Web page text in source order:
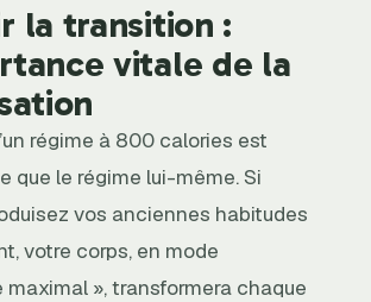
la transition :
vitale de la
régime à 800 calories est
que le régime lui-même. Si
vos anciennes habitudes
votre corps, en mode
maximal », transformera chaque